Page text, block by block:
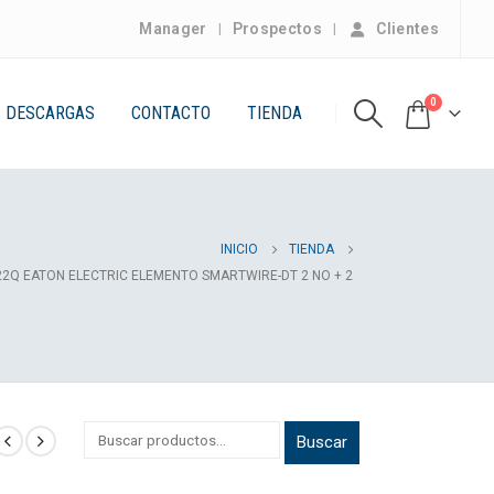
Manager Prospectos Clientes
DESCARGAS CONTACTO TIENDA
0
INICIO
TIENDA
EATON ELECTRIC ELEMENTO SMARTWIRE-DT 2 NO + 2
Buscar